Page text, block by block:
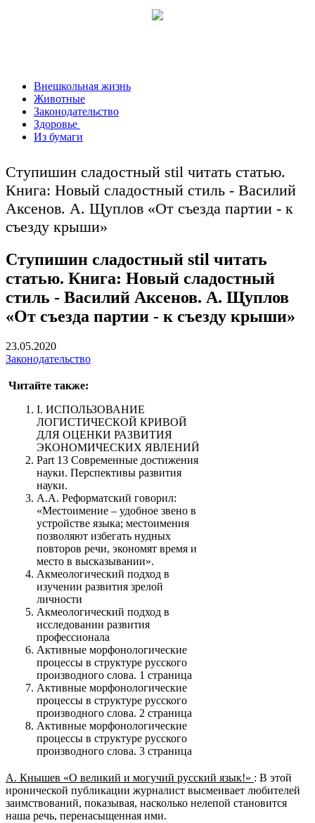
Внешкольная жизнь
Животные
Законодательство
Здоровье
Из бумаги
Ступишин сладостный stil читать статью.
Книга: Новый сладостный стиль - Василий
Аксенов. А. Щуплов «От съезда партии - к
съезду крыши»
Ступишин сладостный stil читать
статью. Книга: Новый сладостный
стиль - Василий Аксенов. А. Щуплов
«От съезда партии - к съезду крыши»
23.05.2020
Законодательство
Читайте также:
I. ИСПОЛЬЗОВАНИЕ
ЛОГИСТИЧЕСКОЙ КРИВОЙ
ДЛЯ ОЦЕНКИ РАЗВИТИЯ
ЭКОНОМИЧЕСКИХ ЯВЛЕНИЙ
Part 13 Современные достижения
науки. Перспективы развития
науки.
А.А. Реформатский говорил:
«Местоимение – удобное звено в
устройстве языка; местоимения
позволяют избегать нудных
повторов речи, экономят время и
место в высказывании».
Акмеологический подход в
изучении развития зрелой
личности
Акмеологический подход в
исследовании развития
профессионала
Активные морфонологические
процессы в структуре русского
производного слова. 1 страница
Активные морфонологические
процессы в структуре русского
производного слова. 2 страница
Активные морфонологические
процессы в структуре русского
производного слова. 3 страница
А. Кнышев «О великий и могучий русский язык!» : В этой
иронической публикации журналист высмеивает любителей
заимствований, показывая, насколько нелепой становится
наша речь, перенасыщенная ими.